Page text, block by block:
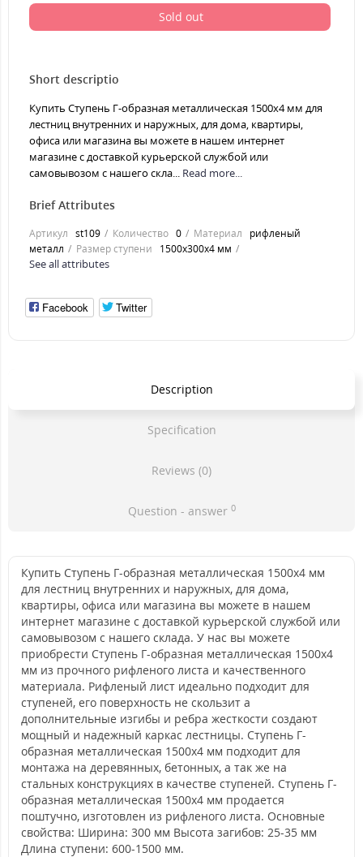
Sold out
Short descriptio
Купить Ступень Г-образная металлическая 1500x4 мм для
лестниц внутренних и наружных, для дома, квартиры,
офиса или магазина вы можете в нашем интернет
магазине с доставкой курьерской службой или
самовывозом с нашего скла... Read more...
Brief Attributes
Артикул st109 Количество 0 Материал
рифленый
металл
Размер ступени 1500x300x4 мм
See all attributes
Facebook Twitter
Description
Specification
Reviews (0)
Question - answer 0
Купить Ступень Г-образная металлическая 1500x4 мм
для лестниц внутренних и наружных, для дома,
квартиры, офиса или магазина вы можете в нашем
интернет магазине с доставкой курьерской службой или
самовывозом с нашего склада. У нас вы можете
приобрести Ступень Г-образная металлическая 1500x4
мм из прочного рифленого листа и качественного
материала. Рифленый лист идеально подходит для
ступеней, его поверхность не скользит а
дополнительные изгибы и ребра жесткости создают
мощный и надежный каркас лестницы. Ступень Г-
образная металлическая 1500x4 мм подходит для
монтажа на деревянных, бетонных, а так же на
стальных конструкциях в качестве ступеней. Ступень Г-
образная металлическая 1500x4 мм продается
поштучно, изготовлен из рифленого листа. Основные
свойства: Ширина: 300 мм Высота загибов: 25-35 мм
Длина ступени: 600-1500 мм.